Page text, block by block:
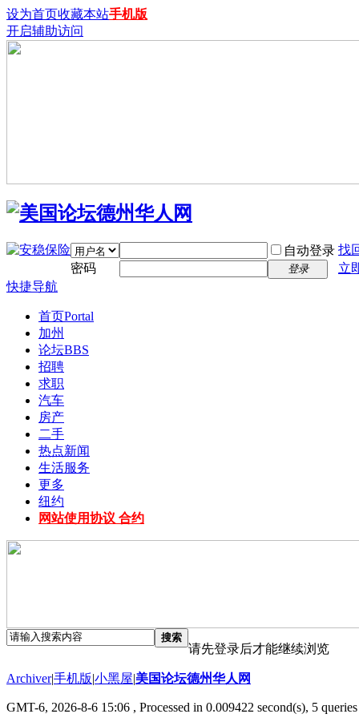
设为首页收藏本站手机版
开启辅助访问
自动登录 找
密码
登录
立
快捷导航
首页Portal
加州
论坛BBS
招聘
求职
汽车
房产
二手
热点新闻
生活服务
更多
纽约
网站使用协议 合约
搜索
请先登录后才能继续浏览
Archiver|手机版|小黑屋|美国论坛德州华人网
GMT-6, 2026-8-6 15:06 , Processed in 0.009422 second(s), 5